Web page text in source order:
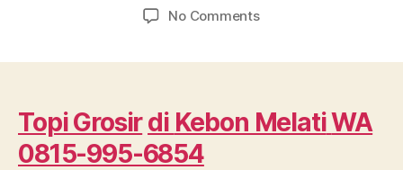
No Commentson
Melati
WA
Topi Grosirdi Kebon MelatiWA
0815-995-6854